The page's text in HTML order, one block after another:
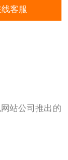
客服
网站公司推出的